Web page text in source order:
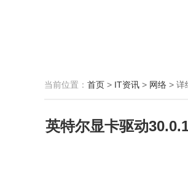
当前位置： 首页 > IT资讯 > 网络 > 详
英特尔显卡驱动